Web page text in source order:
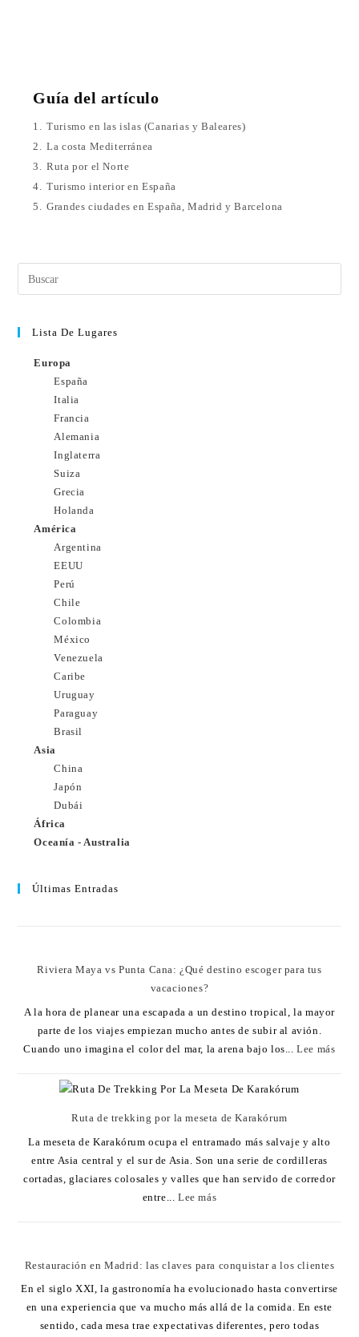
Guía del artículo
1. Turismo en las islas (Canarias y Baleares)
2. La costa Mediterránea
3. Ruta por el Norte
4. Turismo interior en España
5. Grandes ciudades en España, Madrid y Barcelona
Lista De Lugares
Europa
España
Italia
Francia
Alemania
Inglaterra
Suiza
Grecia
Holanda
América
Argentina
EEUU
Perú
Chile
Colombia
México
Venezuela
Caribe
Uruguay
Paraguay
Brasil
Asia
China
Japón
Dubái
África
Oceanía - Australia
Últimas Entradas
Riviera Maya vs Punta Cana: ¿Qué destino escoger para tus
vacaciones?
A la hora de planear una escapada a un destino tropical, la mayor
parte de los viajes empiezan mucho antes de subir al avión.
Cuando uno imagina el color del mar, la arena bajo los...Lee más
Ruta de trekking por la meseta de Karakórum
La meseta de Karakórum ocupa el entramado más salvaje y alto
entre Asia central y el sur de Asia. Son una serie de cordilleras
cortadas, glaciares colosales y valles que han servido de corredor
entre...Lee más
Restauración en Madrid: las claves para conquistar a los clientes
En el siglo XXI, la gastronomía ha evolucionado hasta convertirse
en una experiencia que va mucho más allá de la comida. En este
sentido, cada mesa trae expectativas diferentes, pero todas